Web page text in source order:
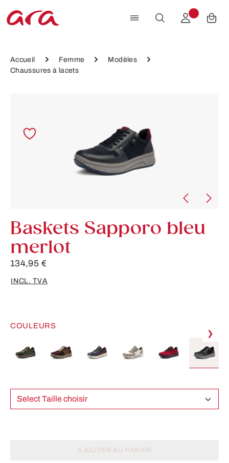
Passer au contenu principal
Accueil Femme
Modèles
Chaussures à lacets
Baskets Sapporo bleu
merlot
134,95 €
INCL. TVA
COULEURS
❯
Select Taille choisir
AJOUTER AU PANIER